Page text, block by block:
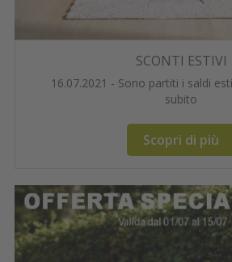
SCONTI ESTIVI
16.07.2021 - Sono partiti i saldi
subito
Scopri di più